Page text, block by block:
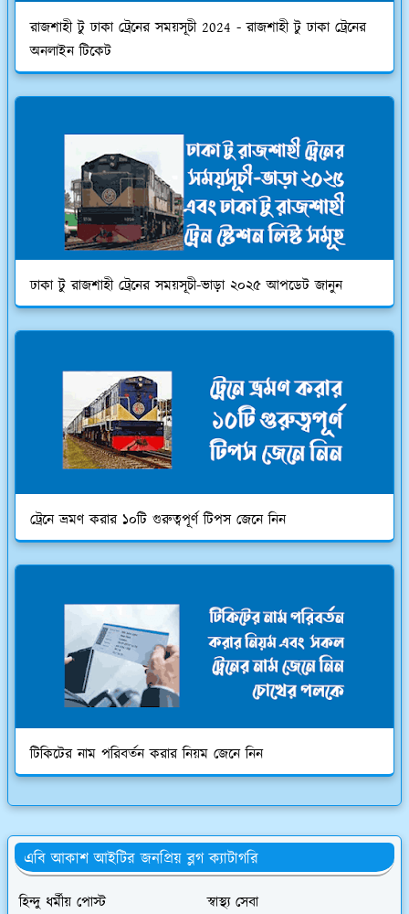
রাজশাহী টু ঢাকা ট্রেনের সময়সূচী 2024 - রাজশাহী টু ঢাকা ট্রেনের
অনলাইন টিকেট
ঢাকা টু রাজশাহী ট্রেনের সময়সূচী-ভাড়া ২০২৫ আপডেট জানুন
ট্রেনে ভ্রমণ করার ১০টি গুরুত্বপূর্ণ টিপস জেনে নিন
টিকিটের নাম পরিবর্তন করার নিয়ম জেনে নিন
এবি আকাশ আইটির জনপ্রিয় ব্লগ ক্যাটাগরি
হিন্দু ধর্মীয় পোস্ট
স্বাস্থ্য সেবা